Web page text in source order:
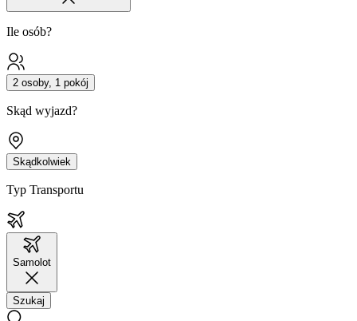
Ile osób?
2 osoby, 1 pokój
Skąd wyjazd?
Skądkolwiek
Typ Transportu
Samolot
Szukaj